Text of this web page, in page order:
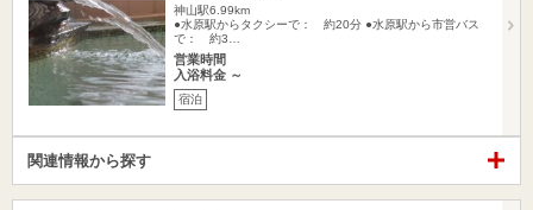
神山駅6.99km
●水原駅からタクシーで： 約20分 ●水原駅から市営バス
で： 約3…
営業時間
入浴料金 ～
宿泊
関連情報から探す